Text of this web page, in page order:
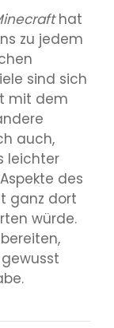
hat
zu jedem
sind sich
mit dem
auch,
leichter
des
ganz dort
würde.